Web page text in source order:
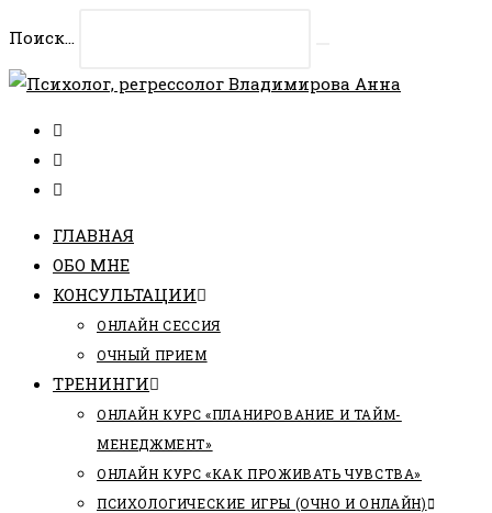
содержимому
Поиск...
ГЛАВНАЯ
ОБО МНЕ
КОНСУЛЬТАЦИИ
ОНЛАЙН СЕССИЯ
ОЧНЫЙ ПРИЕМ
ТРЕНИНГИ
ОНЛАЙН КУРС «ПЛАНИРОВАНИЕ И ТАЙМ-
МЕНЕДЖМЕНТ»
ОНЛАЙН КУРС «КАК ПРОЖИВАТЬ ЧУВСТВА»
ПСИХОЛОГИЧЕСКИЕ ИГРЫ (ОЧНО И ОНЛАЙН)